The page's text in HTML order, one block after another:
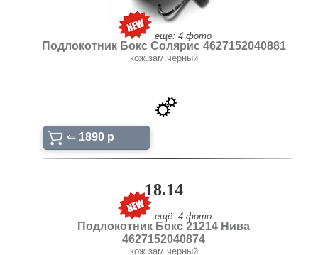
ещё: 4 фото
Подлокотник Бокс Солярис 4627152040881
кож.зам.черный
⇐ 1890 p
18.14
ещё: 4 фото
Подлокотник Бокс 21214 Нива
4627152040874
кож.зам.черный